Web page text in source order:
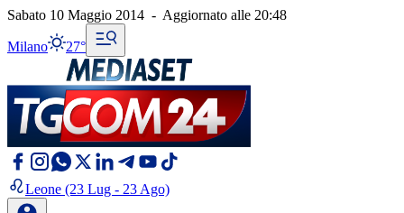
Sabato 10 Maggio 2014 - Aggiornato alle 20:48
Milano 27°
Leone (23 Lug - 23 Ago)